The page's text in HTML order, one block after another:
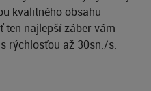
kvalitného obsahu
ten najlepší záber vám
rýchlosťou až 30sn./s.